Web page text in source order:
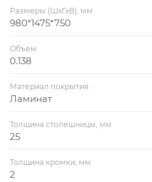
Размеры (ШхГхВ), мм
980*1475*750
Объем
0.138
Материал покрытия
Ламинат
Толщина столешницы, мм
25
Толщина кромки, мм
2